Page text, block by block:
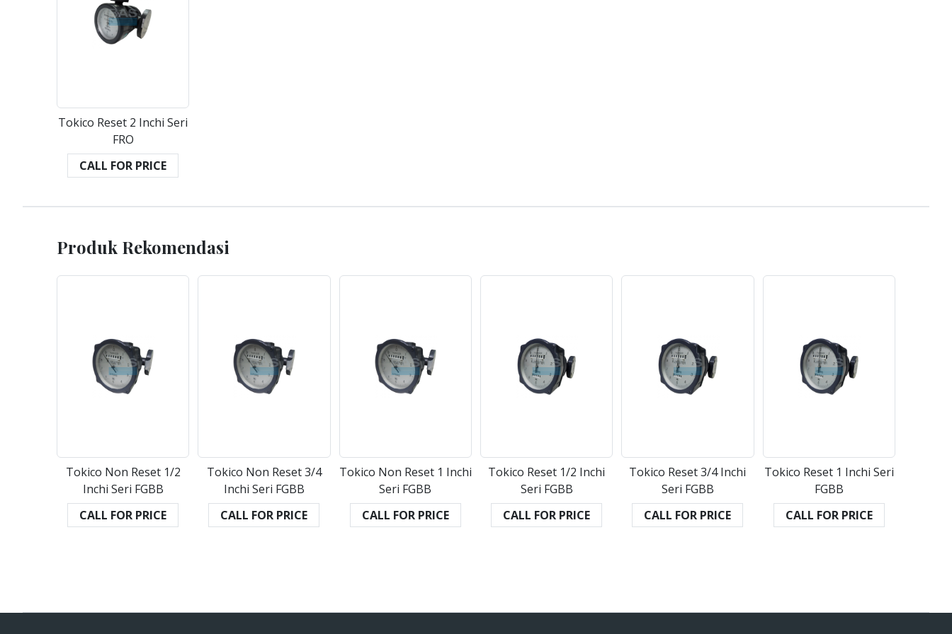
Tokico Reset 2 Inchi Seri
FRO
CALL FOR PRICE
Produk Rekomendasi
Tokico Non Reset 1/2
Inchi Seri FGBB
CALL FOR PRICE
Tokico Non Reset 3/4
Inchi Seri FGBB
CALL FOR PRICE
Tokico Non Reset 1 Inchi
Seri FGBB
CALL FOR PRICE
Tokico Reset 1/2 Inchi
Seri FGBB
CALL FOR PRICE
Tokico Reset 3/4 Inchi
Seri FGBB
CALL FOR PRICE
Tokico Reset 1 Inchi Seri
FGBB
CALL FOR PRICE